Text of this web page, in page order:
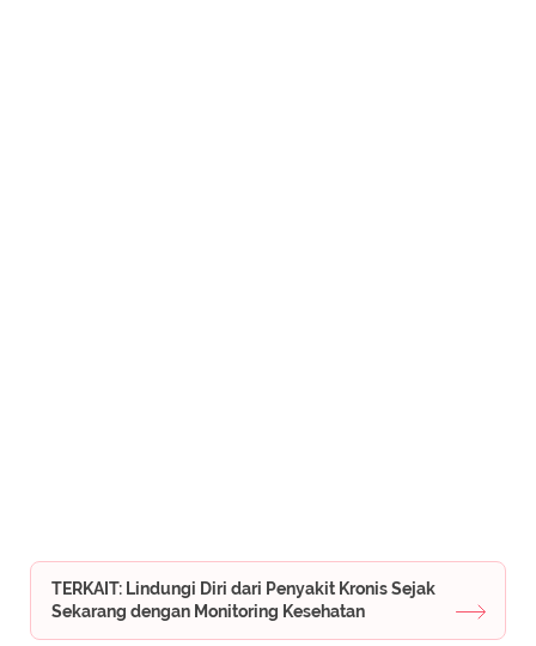
TERKAIT: Lindungi Diri dari Penyakit Kronis Sejak
Sekarang dengan Monitoring Kesehatan